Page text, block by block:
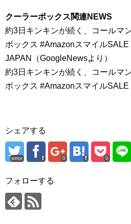
クーラーボックス関連NEWS
約3日キンキンが続く、コールマ
ボックス #Amazonスマイル
JAPAN（GoogleNewsより）
約3日キンキンが続く、コールマ
ボックス #Amazonスマイル
シェアする
error 0 0
フォローする